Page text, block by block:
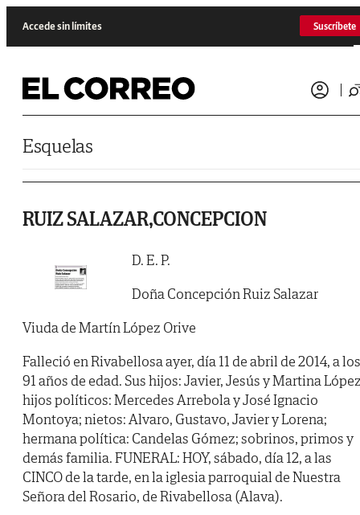
Accede sin límites Suscríbete
Esquelas
RUIZ SALAZAR,CONCEPCION
D. E. P.
Doña Concepción Ruiz Salazar
Viuda de Martín López Orive
Falleció en Rivabellosa ayer, día 11 de abril de 2014, a los
91 años de edad. Sus hijos: Javier, Jesús y Martina
hijos políticos: Mercedes Arrebola y José Ignacio
Montoya; nietos: Alvaro, Gustavo, Javier y Lorena;
hermana política: Candelas Gómez; sobrinos, primos y
demás familia. FUNERAL: HOY, sábado, día 12, a las
CINCO de la tarde, en la iglesia parroquial de Nuestra
Señora del Rosario, de Rivabellosa (Alava).